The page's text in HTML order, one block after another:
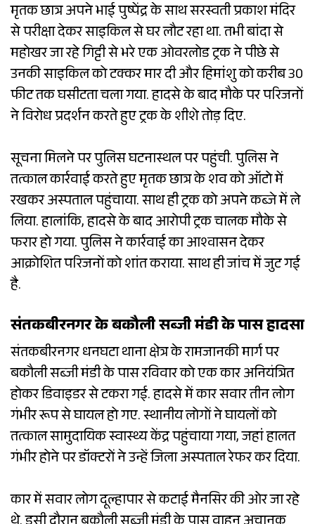
मृतक छात्र अपने भाई पुष्पेंद्र के साथ सरस्वती प्रकाश मंदिर
से परीक्षा देकर साइकिल से घर लौट रहा था. तभी बांदा से
महोखर जा रहे गिट्टी से भरे एक ओवरलोड ट्रक ने पीछे से
उनकी साइकिल को टक्कर मार दी और हिमांशु को करीब 30
फीट तक घसीटता चला गया. हादसे के बाद मौके पर परिजनों
ने विरोध प्रदर्शन करते हुए ट्रक के शीशे तोड़ दिए.
सूचना मिलने पर पुलिस घटनास्थल पर पहुंची. पुलिस ने
तत्काल कार्रवाई करते हुए मृतक छात्र के शव को ऑटो में
रखकर अस्पताल पहुंचाया. साथ ही ट्रक को अपने कब्जे में ले
लिया. हालांकि, हादसे के बाद आरोपी ट्रक चालक मौके से
फरार हो गया. पुलिस ने कार्रवाई का आश्वासन देकर
आक्रोशित परिजनों को शांत कराया. साथ ही जांच में जुट गई
है.
संतकबीरनगर के बकौली सब्जी मंडी के पास हादसा
संतकबीरनगर धनघटा थाना क्षेत्र के रामजानकी मार्ग पर
बकौली सब्जी मंडी के पास रविवार को एक कार अनियंत्रित
होकर डिवाइडर से टकरा गई. हादसे में कार सवार तीन लोग
गंभीर रूप से घायल हो गए. स्थानीय लोगों ने घायलों को
तत्काल सामुदायिक स्वास्थ्य केंद्र पहुंचाया गया, जहां हालत
गंभीर होने पर डॉक्टरों ने उन्हें जिला अस्पताल रेफर कर दिया.
कार में सवार लोग दूल्हापार से कटाई मैनसिर की ओर जा रहे